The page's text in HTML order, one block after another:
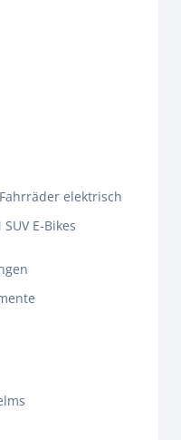
elektrisch
E-Bikes